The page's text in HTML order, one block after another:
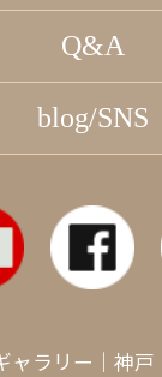
Q&A
blog/SNS
ャラリー｜神戸